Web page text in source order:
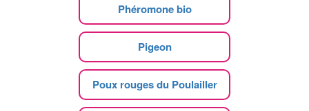
Phéromone bio
Pigeon
Poux rouges du Poulailler